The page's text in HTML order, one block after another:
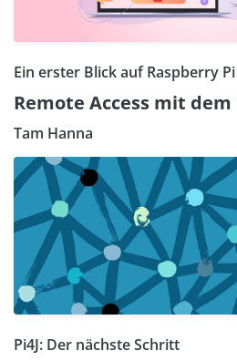
Ein erster Blick auf Raspberry
Remote Access mit dem
Tam Hanna
Pi4J: Der nächste Schritt